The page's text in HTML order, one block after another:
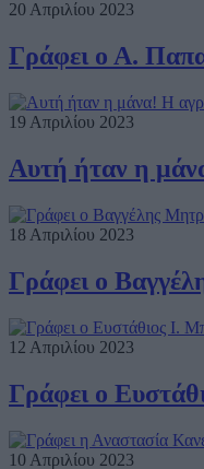
20 Απριλίου 2023
Γράφει ο Α.
19 Απριλίου 2023
Αυτή ήταν η
18 Απριλίου 2023
Γράφει ο
12 Απριλίου 2023
Γράφει ο
10 Απριλίου 2023